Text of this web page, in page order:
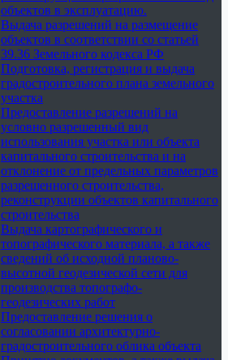
объектов в эксплуатацию.
Выдача разрешений на размещение
объектов в соответствии со статьей
39.36 Земельного кодекса РФ
Подготовка, регистрация и выдача
градостроительного плана земельного
участка
Предоставление разрешений на
условно разрешенный вид
использования участка или объекта
капитального строительства и на
отклонение от предельных параметров
разрешенного строительства,
реконструкции объектов капитального
строительства
Выдача картографического и
топографического материала, а также
сведений об исходной планово-
высотной геодезической сети для
производства топографо-
геодезических работ
Предоставление решения о
согласовании архитектурно-
градостроительного облика объекта